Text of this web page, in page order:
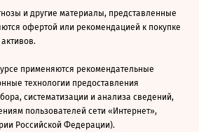
и другие материалы, представленные
офертой или рекомендацией к покупке
применяются рекомендательные
технологии предоставления
систематизации и анализа сведений,
пользователей сети «Интернет»,
Российской Федерации).